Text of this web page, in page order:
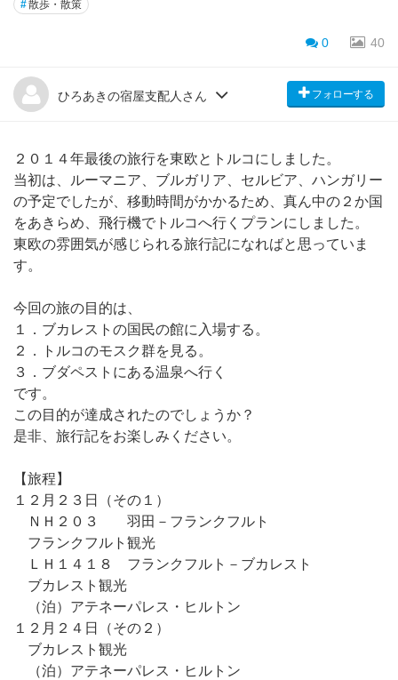
#散歩・散策
0 40
ひろあきの宿屋支配人さん フォローする
２０１４年最後の旅行を東欧とトルコにしました。
当初は、ルーマニア、ブルガリア、セルビア、ハンガリー
の予定でしたが、移動時間がかかるため、真ん中の２か国
をあきらめ、飛行機でトルコへ行くプランにしました。
東欧の雰囲気が感じられる旅行記になればと思っていま
す。
今回の旅の目的は、
１．ブカレストの国民の館に入場する。
２．トルコのモスク群を見る。
３．ブダペストにある温泉へ行く
です。
この目的が達成されたのでしょうか？
是非、旅行記をお楽しみください。
【旅程】
１２月２３日（その１）
ＮＨ２０３ 羽田－フランクフルト
フランクフルト観光
ＬＨ１４１８ フランクフルト－ブカレスト
ブカレスト観光
（泊）アテネーパレス・ヒルトン
１２月２４日（その２）
ブカレスト観光
（泊）アテネーパレス・ヒルトン